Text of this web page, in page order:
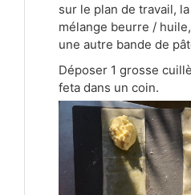
sur le plan de travail,
mélange beurre /
une autre bande de
Déposer 1 grosse
feta dans un coin.